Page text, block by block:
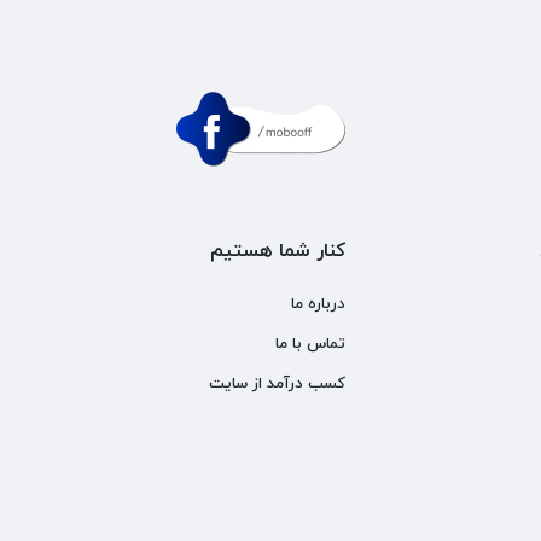
کنار شما هستیم
درباره ما
تماس با ما
کسب درآمد از سایت